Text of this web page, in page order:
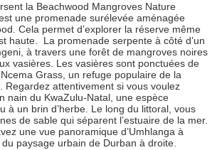
la Beachwood Mangroves Nature
une promenade surélevée aménagée
Cela permet d’explorer la réserve même
haute. La promenade serpente à côté d’un
à travers une forêt de mangroves noires
vasières. Les vasières sont ponctuées de
Grass, un refuge populaire de la
Regardez attentivement si vous voulez
nain du KwaZulu-Natal, une espèce
à un brin d’herbe. Le long du littoral, vous
de sable qui séparent l’estuaire de la mer.
une vue panoramique d’Umhlanga à
du paysage urbain de Durban à droite.